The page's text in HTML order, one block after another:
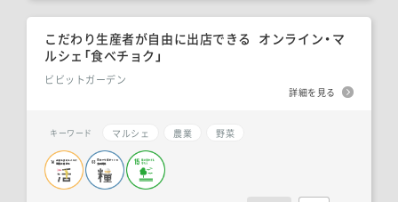
こだわり生産者が自由に出店できる オンライン・マ
ルシェ「食べチョク」
ビビットガーデン
詳細を見る
キーワード マルシェ 農業 野菜